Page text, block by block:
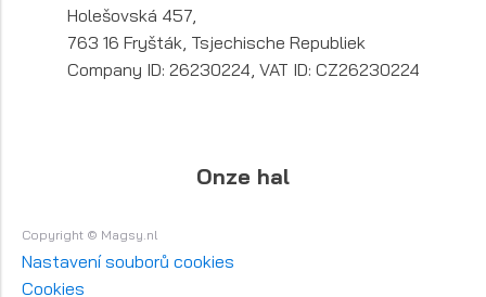
Holešovská 457,
763 16 Fryšták, Tsjechische Republiek
Company ID: 26230224, VAT ID: CZ26230224
Onze hal
Copyright © Magsy.nl
Nastavení souborů cookies
Cookies